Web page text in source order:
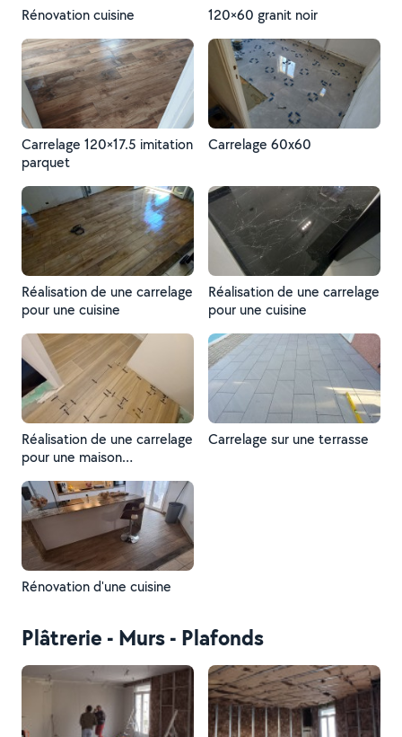
Rénovation cuisine 120×60 granit noir
Carrelage 120×17.5 imitation
parquet
Carrelage 60x60
Réalisation de une carrelage
pour une cuisine
Réalisation de une carrelage
pour une cuisine
Réalisation de une carrelage
pour une maison
parquet 1,50mt par 30
Carrelage sur une terrasse
Rénovation d'une cuisine
Plâtrerie - Murs - Plafonds